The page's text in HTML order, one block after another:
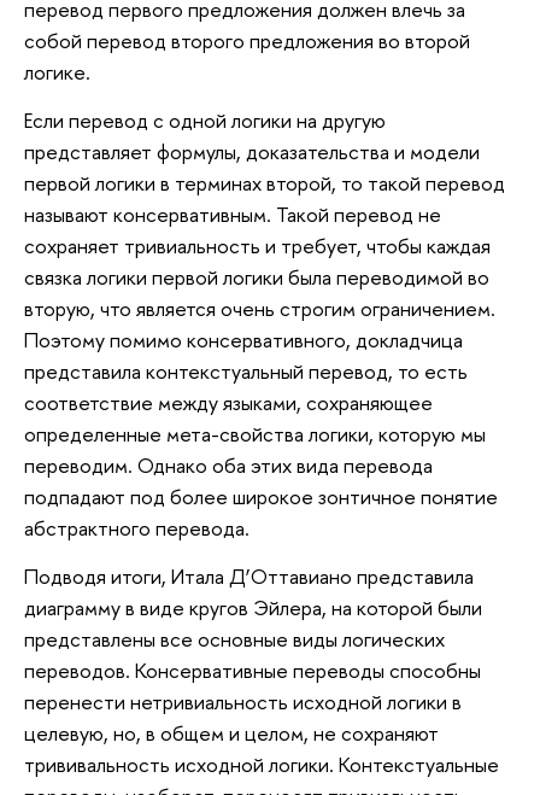
перевод первого предложения должен влечь за
собой перевод второго предложения во второй
логике.
Если перевод с одной логики на другую
представляет формулы, доказательства и модели
первой логики в терминах второй, то такой перевод
называют консервативным. Такой перевод не
сохраняет тривиальность и требует, чтобы каждая
связка логики первой логики была переводимой во
вторую, что является очень строгим ограничением.
Поэтому помимо консервативного, докладчица
представила контекстуальный перевод, то есть
соответствие между языками, сохраняющее
определенные мета-свойства логики, которую мы
переводим. Однако оба этих вида перевода
подпадают под более широкое зонтичное понятие
абстрактного перевода.
Подводя итоги, Итала Д’Оттавиано представила
диаграмму в виде кругов Эйлера, на которой были
представлены все основные виды логических
переводов. Консервативные переводы способны
перенести нетривиальность исходной логики в
целевую, но, в общем и целом, не сохраняют
трививальность исходной логики. Контекстуальные